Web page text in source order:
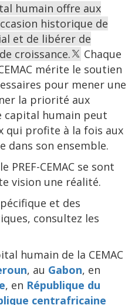
humain offre aux
historique de
et de libérer de
croissance.
Chaque
mérite le soutien
pour mener une
la priorité aux
capital humain peut
qui profite à la fois aux
dans son ensemble.
PREF-CEMAC se sont
vision une réalité.
et des
consultez les
humain de la CEMAC
, au Gabon, en
, en République du
centrafricaine